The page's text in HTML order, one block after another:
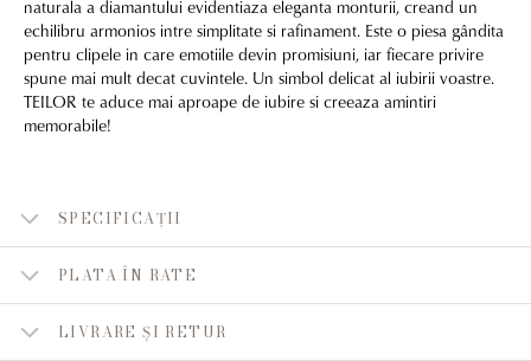
naturala a diamantului evidentiaza eleganta monturii, creand un
echilibru armonios intre simplitate si rafinament. Este o piesa gândita
pentru clipele in care emotiile devin promisiuni, iar fiecare privire
spune mai mult decat cuvintele. Un simbol delicat al iubirii voastre.
TEILOR te aduce mai aproape de iubire si creeaza amintiri
memorabile!
SPECIFICAȚII
PLATA ÎN RATE
LIVRARE ȘI RETUR